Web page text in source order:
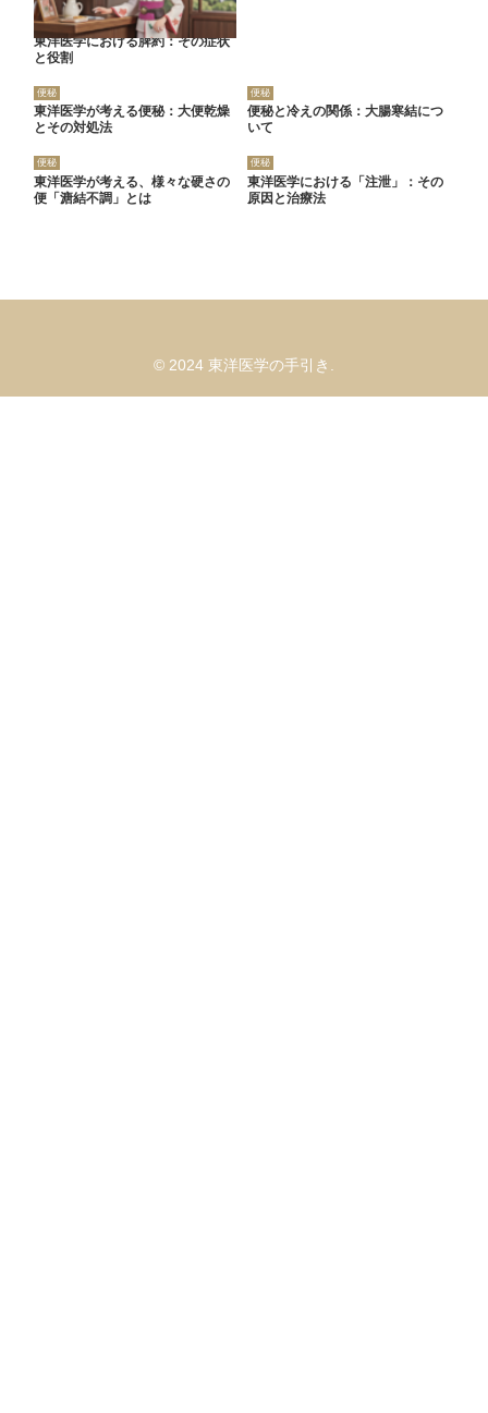
東洋医学における脾約：その症状
と役割
便秘
東洋医学が考える便秘：大便乾燥
とその対処法
便秘
便秘と冷えの関係：大腸寒結につ
いて
便秘
東洋医学が考える、様々な硬さの
便「溏結不調」とは
便秘
東洋医学における「注泄」：その
原因と治療法
© 2024 東洋医学の手引き.